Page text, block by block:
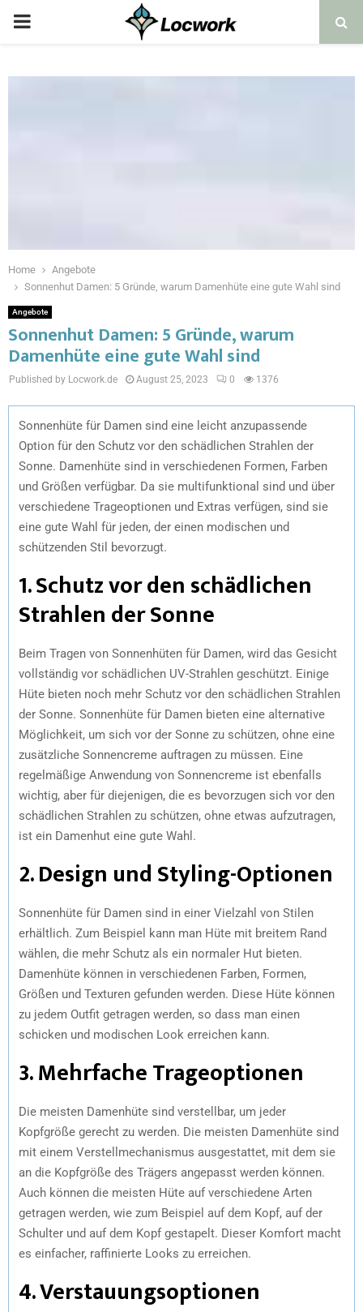
Home
Angebote
Sonnenhut Damen: 5 Gründe, warum Damenhüte eine gute Wahl sind
Angebote
Sonnenhut Damen: 5 Gründe, warum
Damenhüte eine gute Wahl sind
Published by Locwork.de August 25, 2023 0 1376
Sonnenhüte für Damen sind eine leicht anzupassende
Option für den Schutz vor den schädlichen Strahlen der
Sonne. Damenhüte sind in verschiedenen Formen, Farben
und Größen verfügbar. Da sie multifunktional sind und über
verschiedene Trageoptionen und Extras verfügen, sind sie
eine gute Wahl für jeden, der einen modischen und
schützenden Stil bevorzugt.
1. Schutz vor den schädlichen
Strahlen der Sonne
Beim Tragen von Sonnenhüten für Damen, wird das Gesicht
vollständig vor schädlichen UV-Strahlen geschützt. Einige
Hüte bieten noch mehr Schutz vor den schädlichen Strahlen
der Sonne. Sonnenhüte für Damen bieten eine alternative
Möglichkeit, um sich vor der Sonne zu schützen, ohne eine
zusätzliche Sonnencreme auftragen zu müssen. Eine
regelmäßige Anwendung von Sonnencreme ist ebenfalls
wichtig, aber für diejenigen, die es bevorzugen sich vor den
schädlichen Strahlen zu schützen, ohne etwas aufzutragen,
ist ein Damenhut eine gute Wahl.
2. Design und Styling-Optionen
Sonnenhüte für Damen sind in einer Vielzahl von Stilen
erhältlich. Zum Beispiel kann man Hüte mit breitem Rand
wählen, die mehr Schutz als ein normaler Hut bieten.
Damenhüte können in verschiedenen Farben, Formen,
Größen und Texturen gefunden werden. Diese Hüte können
zu jedem Outfit getragen werden, so dass man einen
schicken und modischen Look erreichen kann.
3. Mehrfache Trageoptionen
Die meisten Damenhüte sind verstellbar, um jeder
Kopfgröße gerecht zu werden. Die meisten Damenhüte sind
mit einem Verstellmechanismus ausgestattet, mit dem sie
an die Kopfgröße des Trägers angepasst werden können.
Auch können die meisten Hüte auf verschiedene Arten
getragen werden, wie zum Beispiel auf dem Kopf, auf der
Schulter und auf dem Kopf gestapelt. Dieser Komfort macht
es einfacher, raffinierte Looks zu erreichen.
4. Verstauungsoptionen